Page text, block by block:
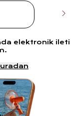
elektronik ileti